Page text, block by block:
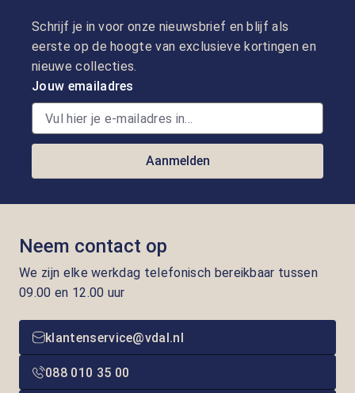
Schrijf je in voor onze nieuwsbrief en blijf als
eerste op de hoogte van exclusieve kortingen en
nieuwe collecties.
Jouw emailadres
Aanmelden
Neem contact op
We zijn elke werkdag telefonisch bereikbaar tussen
09.00 en 12.00 uur
klantenservice@vdal.nl
088 010 35 00